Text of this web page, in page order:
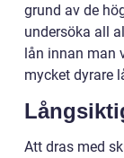
grund av de
undersöka all
lån innan man
mycket dyrare
Att dras med